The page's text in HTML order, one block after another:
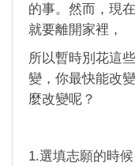
的事。然而，現
就要離開家裡，
所以暫時別花這
變，你最快能改
麼改變呢？
1.選填志願的時